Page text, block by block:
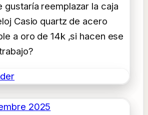
gustaría reemplazar la caja
Casio quartz de acero
a oro de 14k ,si hacen ese
2025